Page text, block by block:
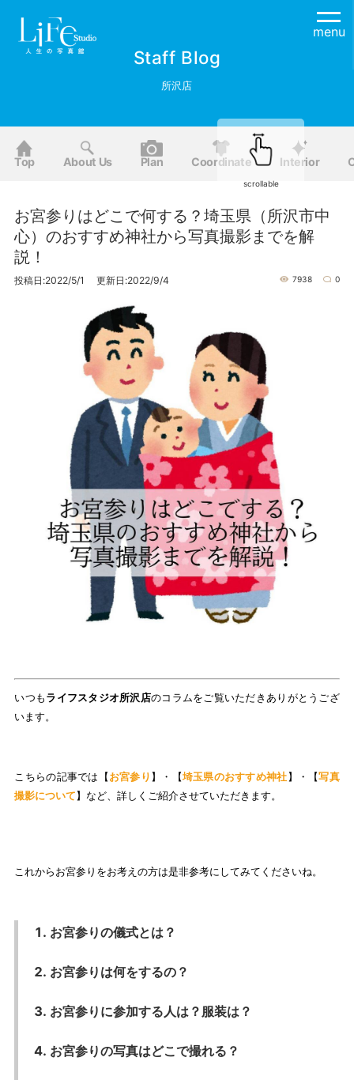
menu
Staff Blog
所沢店
Top About Us Plan Coordinate Interior
お宮参りはどこで何する？埼玉県（所沢市中
心）のおすすめ神社から写真撮影までを解
説！
投稿日:2022/5/1 更新日:2022/9/4 7938 0
いつもライフスタジオ所沢店のコラムをご覧いただきありがとうござ
います。
こちらの記事では【お宮参り】・【埼玉県のおすすめ神社】・【写真
撮影について】など、詳しくご紹介させていただきます。
これからお宮参りをお考えの方は是非参考にしてみてくださいね。
お宮参りの儀式とは？
お宮参りは何をするの？
お宮参りに参加する人は？服装は？
お宮参りの写真はどこで撮れる？